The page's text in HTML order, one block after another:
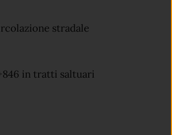
stradale
in tratti saltuari